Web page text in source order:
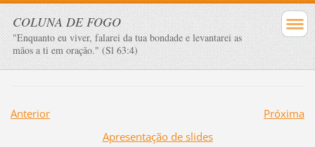
COLUNA DE FOGO
"Enquanto eu viver, falarei da tua bondade e levantarei as
mãos a ti em oração." (Sl 63:4)
Anterior
Próxima
Apresentação de slides